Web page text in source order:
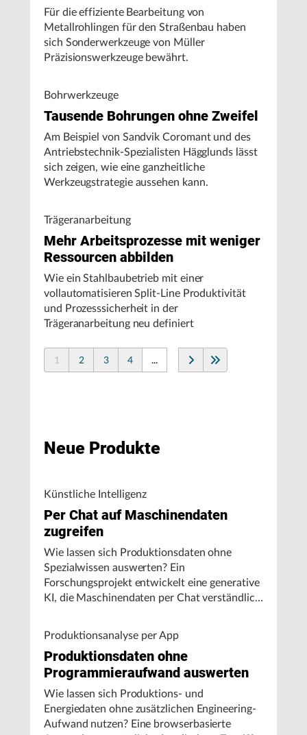
Für die effiziente Bearbeitung von
Metallrohlingen für den Straßenbau haben
sich Sonderwerkzeuge von Müller
Präzisionswerkzeuge bewährt.
Bohrwerkzeuge
Tausende Bohrungen ohne Zweifel
Am Beispiel von Sandvik Coromant und des
Antriebstechnik-Spezialisten Hägglunds lässt
sich zeigen, wie eine ganzheitliche
Werkzeugstrategie aussehen kann.
Trägeranarbeitung
Mehr Arbeitsprozesse mit weniger
Ressourcen abbilden
Wie ein Stahlbaubetrieb mit einer
vollautomatisieren Split-Line Produktivität
und Prozesssicherheit in der
Trägeranarbeitung neu definiert
1 2 3 4 ...
Neue Produkte
Künstliche Intelligenz
Per Chat auf Maschinendaten
zugreifen
Wie lassen sich Produktionsdaten ohne
Spezialwissen auswerten? Ein
Forschungsprojekt entwickelt eine generative
KI, die Maschinendaten per Chat verständlich
Produktionsanalyse per App
Produktionsdaten ohne
Programmieraufwand auswerten
Wie lassen sich Produktions- und
Energiedaten ohne zusätzlichen Engineering-
Aufwand nutzen? Eine browserbasierte